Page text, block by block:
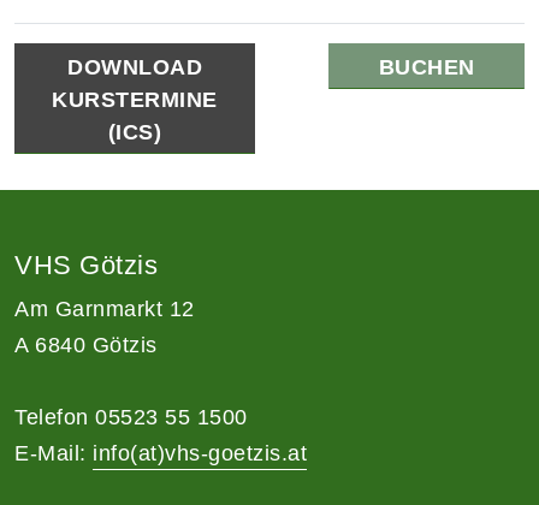
DOWNLOAD
KURSTERMINE
(ICS)
BUCHEN
VHS Götzis
Am Garnmarkt 12
A 6840 Götzis
Telefon 05523 55 1500
E-Mail: info(at)vhs-goetzis.at